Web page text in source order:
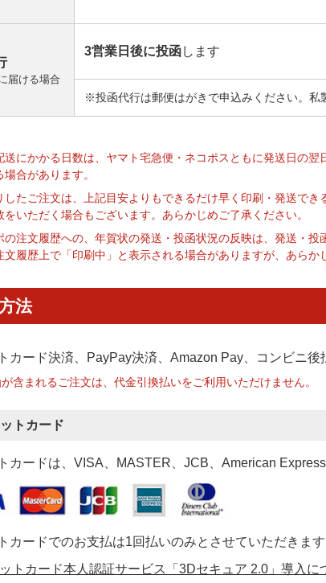
届ける場合
3営業日後に投函します
※投函代行は郵便はがきで申込みください。私
送にかかる日数は、ヤマト宅急便・ネコポスともに発送日の
合があります。
したご注文は、上記目安よりもできるだけ早く印刷・発送で
をいただく場合もございます。あらかじめご了承ください。
の注文履歴への、年賀状の発送・投函状況の反映は、発送・
文履歴上で「印刷中」と表示される場合がありますが、あらか
法
カード決済、PayPay決済 、Amazon Pay、コンビニ
含まれるご注文は、代金引換払いをご利用いただけません。
トカード
カードは、VISA、MASTER、JCB、American
カードでのお支払は1回払いのみとさせていただきます
トカード本人認証サービス「3Dセキュア 2.0」導入に